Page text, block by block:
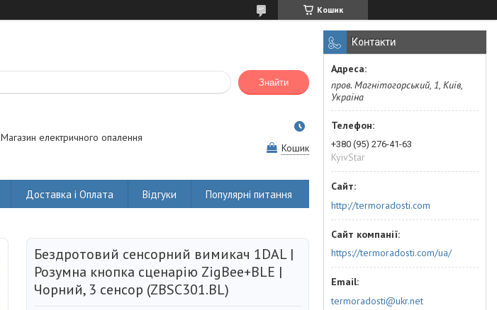
Кошик
Знайти
Магазин електричного опалення
Кошик
Доставка і Оплата Відгуки Популярні питання
Бездротовий сенсорний вимикач 1DAL |
Розумна кнопка сценарію ZigBee+BLE |
Чорний, 3 сенсор (ZBSC301.BL)
Контакти
пров. Магнітогорський, 1, Київ,
Україна
+380 (95) 276-41-63
KyivStar
http://termoradosti.com
https://termoradosti.com/ua/
termoradosti@ukr.net